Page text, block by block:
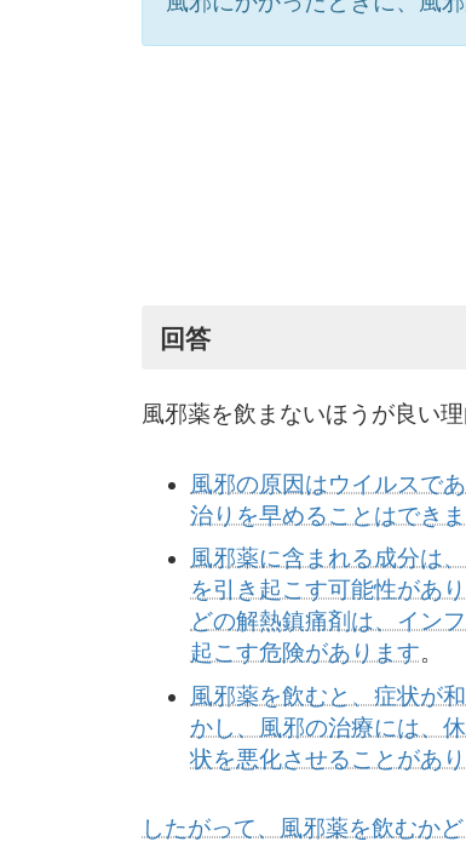
回答
風邪薬を飲まないほうが良い
風邪の原因はウイルスで
治りを早めることはでき
風邪薬に含まれる成分は
を引き起こす可能性があ
どの解熱鎮痛剤は、イン
起こす危険があります。
風邪薬を飲むと、症状が
かし、風邪の治療には、
状を悪化させることがあ
したがって、風邪薬を飲むか